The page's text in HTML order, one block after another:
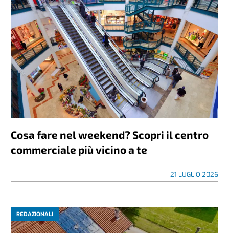
Cosa fare nel weekend? Scopri il centro
commerciale più vicino a te
21 LUGLIO 2026
REDAZIONALI